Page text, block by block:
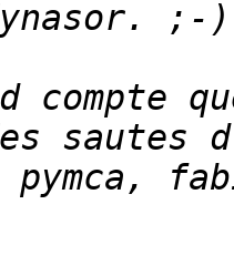
compte
sautes